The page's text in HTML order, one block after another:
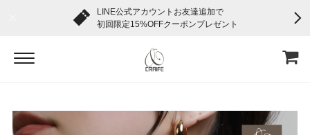
LINE公式アカウントお友達追加で
初回限定15%OFFクーポンプレゼント